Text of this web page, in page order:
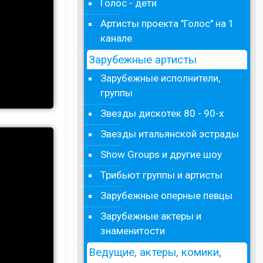
Голос - дети
Артисты проекта "Голос" на 1
канале
Зарубежные артисты
Зарубежные исполнители,
группы
Звезды дискотек 80 - 90-х
Звезды итальянской эстрады
Show Groups и другие шоу
Трибьют группы и артисты
Зарубежные оперные певцы
Зарубежные актеры и
знаменитости
Ведущие, актеры, комики,